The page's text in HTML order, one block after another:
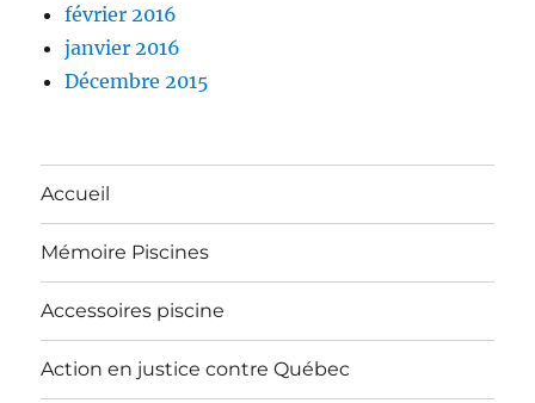
février 2016
janvier 2016
Décembre 2015
Accueil
Mémoire Piscines
Accessoires piscine
Action en justice contre Québec